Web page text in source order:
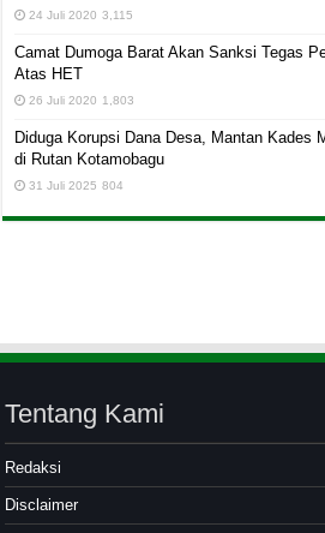
24 Juli 2020 3,115
Camat Dumoga Barat Akan Sanksi Tegas
Atas HET
26 Juli 2020 1,803
Diduga Korupsi Dana Desa, Mantan Kades
di Rutan Kotamobagu
31 Juli 2025 804
Tentang Kami
Redaksi
Disclaimer